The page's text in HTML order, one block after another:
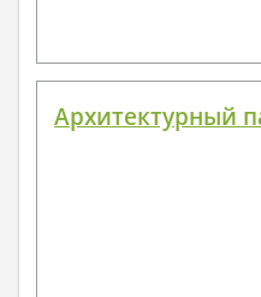
Архитектурный